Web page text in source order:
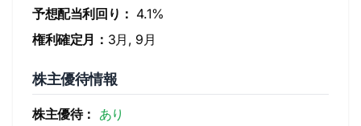
予想配当利回り： 4.1%
権利確定月： 3月, 9月
株主優待情報
株主優待： あり